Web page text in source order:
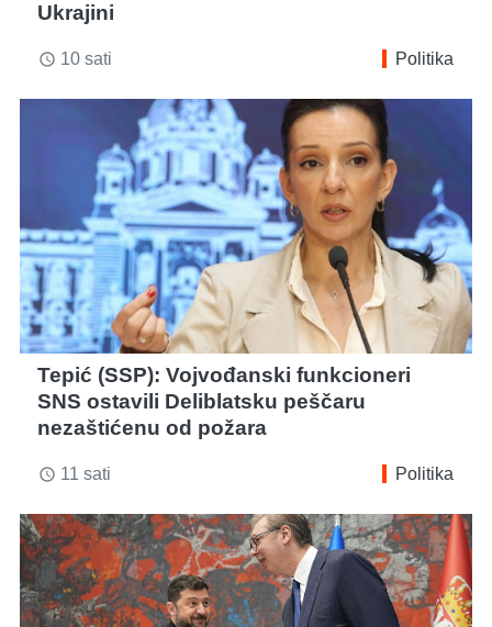
Ukrajini
access_time 10 sati Politika
Tepić (SSP): Vojvođanski funkcioneri
SNS ostavili Deliblatsku peščaru
nezaštićenu od požara
access_time 11 sati Politika